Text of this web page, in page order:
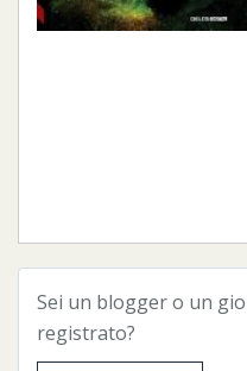
Sei un blogger o un
registrato?